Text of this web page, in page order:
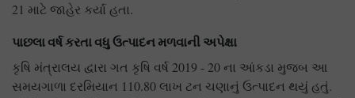
21 માટે જાહેર કર્યા હતા.
પાછલા વર્ષ કરતા વધુ ઉત્પાદન મળવાની અપેક્ષા
કૃષિ મંત્રાલય દ્વારા ગત કૃષિ વર્ષ 2019 - 20 ના આંકડા મુજબ આ
સમયગાળા દરમિયાન 110.80 લાખ ટન ચણાનું ઉત્પાદન થયું હતું.